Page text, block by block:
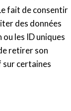
fait de consentir
des données
les ID uniques
retirer son
certaines